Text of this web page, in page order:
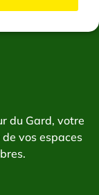
du Gard, votre
vos espaces